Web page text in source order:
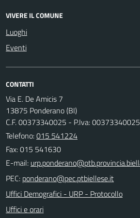
VIVERE IL COMUNE
Luoghi
Eventi
CONTATTI
Via E. De Amicis 7
13875 Ponderano (BI)
C.F. 00373340025 - P.Iva: 00373340025
Telefono:015 541224
Fax: 015 541630
E-mail:
PEC:
Uffici Demografici - URP - Protocollo
Uffici e orari